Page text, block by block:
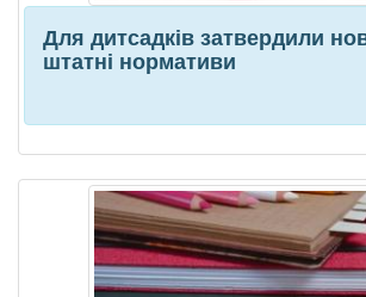
Для дитсадків затвердили
штатні нормативи